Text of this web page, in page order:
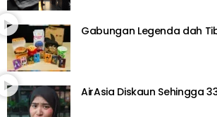
Gabungan Legenda dah
AirAsia Diskaun Sehingga